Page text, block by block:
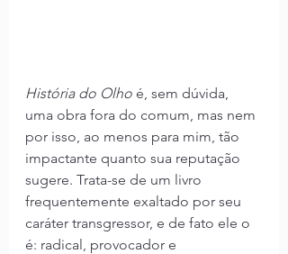
História do Olho é, sem dúvida,
uma obra fora do comum, mas nem
por isso, ao menos para mim, tão
impactante quanto sua reputação
sugere. Trata-se de um livro
frequentemente exaltado por seu
caráter transgressor, e de fato ele o
é: radical, provocador e